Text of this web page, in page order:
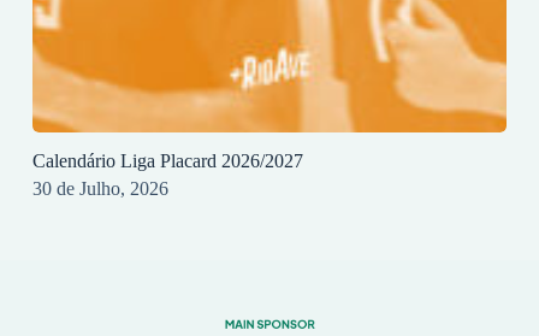
Calendário Liga Placard 2026/2027
30 de Julho, 2026